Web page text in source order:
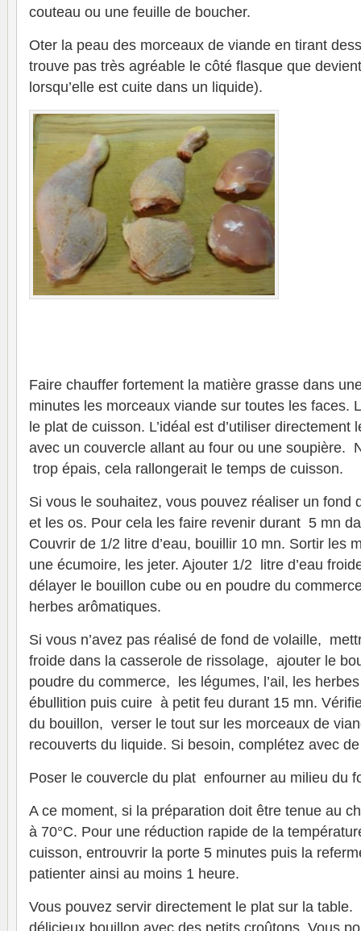
couteau ou une feuille de boucher.
Oter la peau des morceaux de viande en tirant
trouve pas très agréable le côté flasque que
lorsqu’elle est cuite dans un liquide).
Faire chauffer fortement la matière grasse dans
minutes les morceaux viande sur toutes les faces.
le plat de cuisson. L’idéal est d’utiliser directement
avec un couvercle allant au four ou une soupière.
trop épais, cela rallongerait le temps de cuisson.
Si vous le souhaitez, vous pouvez réaliser un fond
et les os. Pour cela les faire revenir durant 5 mn
Couvrir de 1/2 litre d’eau, bouillir 10 mn. Sortir les
une écumoire, les jeter. Ajouter 1/2 litre d’eau
délayer le bouillon cube ou en poudre du
herbes arômatiques.
Si vous n’avez pas réalisé de fond de volaille,
froide dans la casserole de rissolage, ajouter le
poudre du commerce, les légumes, l’ail, les
ébullition puis cuire à petit feu durant 15 mn.
du bouillon, verser le tout sur les morceaux de
recouverts du liquide. Si besoin, complétez avec de
Poser le couvercle du plat enfourner au milieu du
A ce moment, si la préparation doit être tenue au
à 70°C. Pour une réduction rapide de la
cuisson, entrouvrir la porte 5 minutes puis la
patienter ainsi au moins 1 heure.
Vous pouvez servir directement le plat sur la
délicieux bouillon avec des petits croûtons. Vous